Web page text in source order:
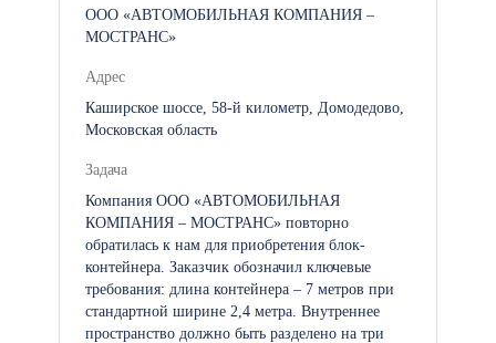
ООО «АВТОМОБИЛЬНАЯ КОМПАНИЯ –
МОСТРАНС»
Адрес
Каширское шоссе, 58-й километр, Домодедово,
Московская область
Задача
Компания ООО «АВТОМОБИЛЬНАЯ
КОМПАНИЯ – МОСТРАНС» повторно
обратилась к нам для приобретения блок-
контейнера. Заказчик обозначил ключевые
требования: длина контейнера – 7 метров при
стандартной ширине 2,4 метра. Внутреннее
пространство должно быть разделено на три